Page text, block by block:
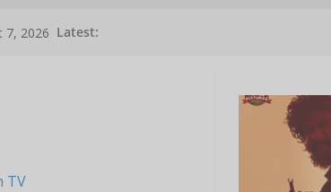
7, 2026 Latest: